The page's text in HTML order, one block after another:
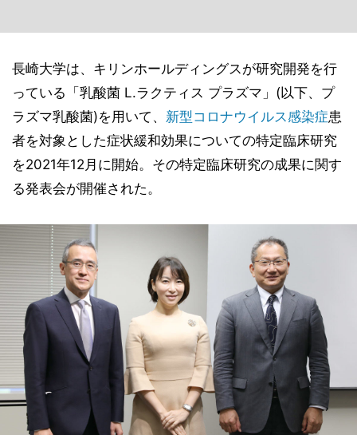
長崎大学は、キリンホールディングスが研究開発を行
っている「乳酸菌 L.ラクティス プラズマ」(以下、プ
ラズマ乳酸菌)を用いて、 新型コロナウイルス感染症患
者を対象とした症状緩和効果についての特定臨床研究
を2021年12月に開始。その特定臨床研究の成果に関す
る発表会が開催された。